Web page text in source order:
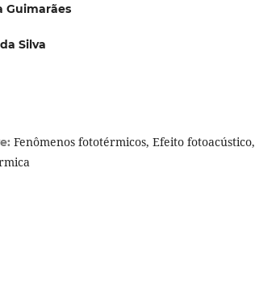
Guimarães
Silva
Fenômenos fototérmicos, Efeito fotoacústico,